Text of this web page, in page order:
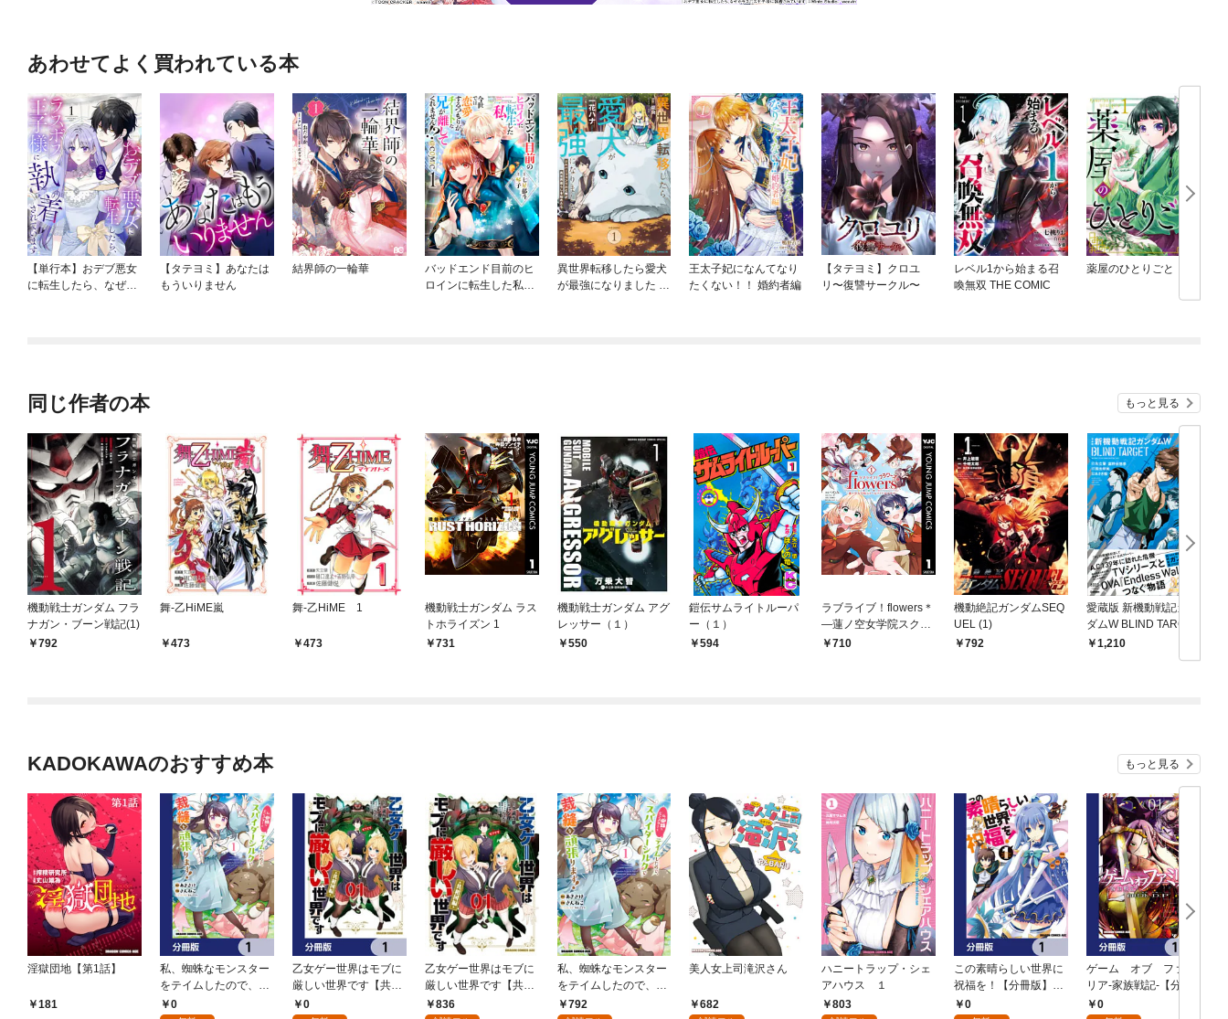
あわせてよく買われている本
【単行本】おデブ悪女
に転生したら、なぜか
【タテヨミ】あなたは
もういりません
結界師の一輪華
バッドエンド目前のヒ
ロインに転生した私、
異世界転移したら愛犬
が最強になりました ～
王太子妃になんてなり
たくない！！ 婚約者編
【タテヨミ】クロユ
リ〜復讐サークル〜
レベル1から始まる召
喚無双 THE COMIC
薬屋のひとりごと
同じ作者の本 もっと見る
機動戦士ガンダム フラ
ナガン・ブーン戦記(1)
792
舞-乙HiME嵐
473
舞-乙HiME 1
473
機動戦士ガンダム ラス
トホライズン 1
731
機動戦士ガンダム アグ
レッサー（１）
550
鎧伝サムライトルーパ
ー（１）
594
ラブライブ！flowers＊
―蓮ノ空女学院スクー
ルアイドルクラブ― 1
710
機動絶記ガンダムSEQ
UEL (1)
792
愛蔵版 新機動戦記ガン
ダムW BLIND TARGET
1,210
KADOKAWAのおすすめ本 もっと見る
淫獄団地【第1話】
181
私、蜘蛛なモンスター
をテイムしたので、ス
パイダーシルクで裁縫
0
乙女ゲー世界はモブに
厳しい世界です【共和
国編】【分冊版】 1
0
乙女ゲー世界はモブに
厳しい世界です【共和
国編】 ０１
836
私、蜘蛛なモンスター
をテイムしたので、ス
パイダーシルクで裁縫
792
美人女上司滝沢さん
682
ハニートラップ・シェ
アハウス １
803
この素晴らしい世界に
祝福を！【分冊版】
1 0
ゲーム オブ ファミ
リア-家族戦記-【分冊
版】 1
0